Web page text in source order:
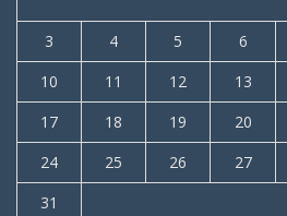
3
4 5 6
10
11 12 13
17
18 19 20
24
25 26 27
31